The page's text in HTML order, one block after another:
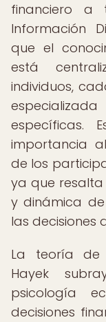
financiero
Información
que el
está
individuos,
específicas.
importancia
de los
ya que
y dinámica
las decisiones
La teoría de
Hayek
psicología
decisiones